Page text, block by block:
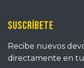
Suscríbete
Recibe nuevos
directamente en